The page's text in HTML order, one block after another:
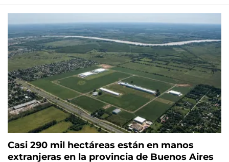
Casi 290 mil hectáreas están en manos
extranjeras en la provincia de Buenos Aires